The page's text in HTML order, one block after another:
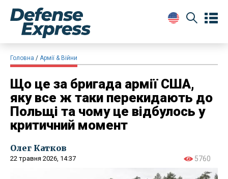
Головна Армії & Війни
Що це за бригада армії США,
яку все ж таки перекидають до
Польщі та чому це відбулось у
критичний момент
Олег Катков
22 травня 2026, 14:37 5760